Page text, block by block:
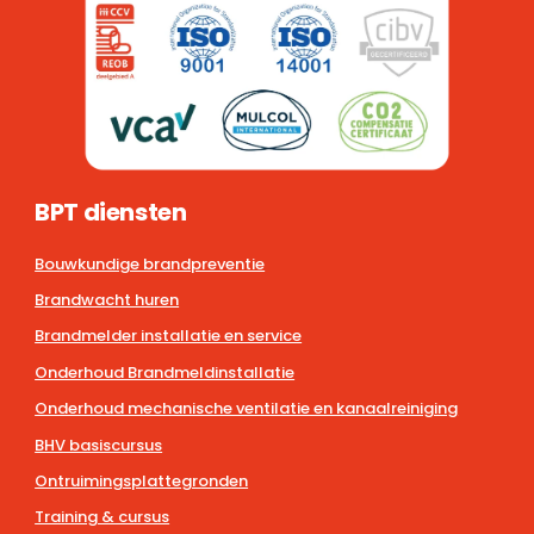
BPT diensten
Bouwkundige brandpreventie
Brandwacht huren
Brandmelder installatie en service
Onderhoud Brandmeldinstallatie
Onderhoud mechanische ventilatie en kanaalreiniging
BHV basiscursus
Ontruimingsplattegronden
Training & cursus